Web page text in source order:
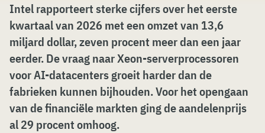
Intel rapporteert sterke cijfers over het eerste
kwartaal van 2026 met een omzet van 13,6
miljard dollar, zeven procent meer dan een jaar
eerder. De vraag naar Xeon-serverprocessoren
voor AI-datacenters groeit harder dan de
fabrieken kunnen bijhouden. Voor het opengaan
van de financiële markten ging de aandelenprijs
al 29 procent omhoog.